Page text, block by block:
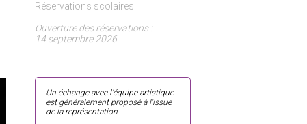
Réservations scolaires
Ouverture des réservations :
14 septembre 2026
Un échange avec l'équipe artistique
est généralement proposé à l'issue
de la représentation.